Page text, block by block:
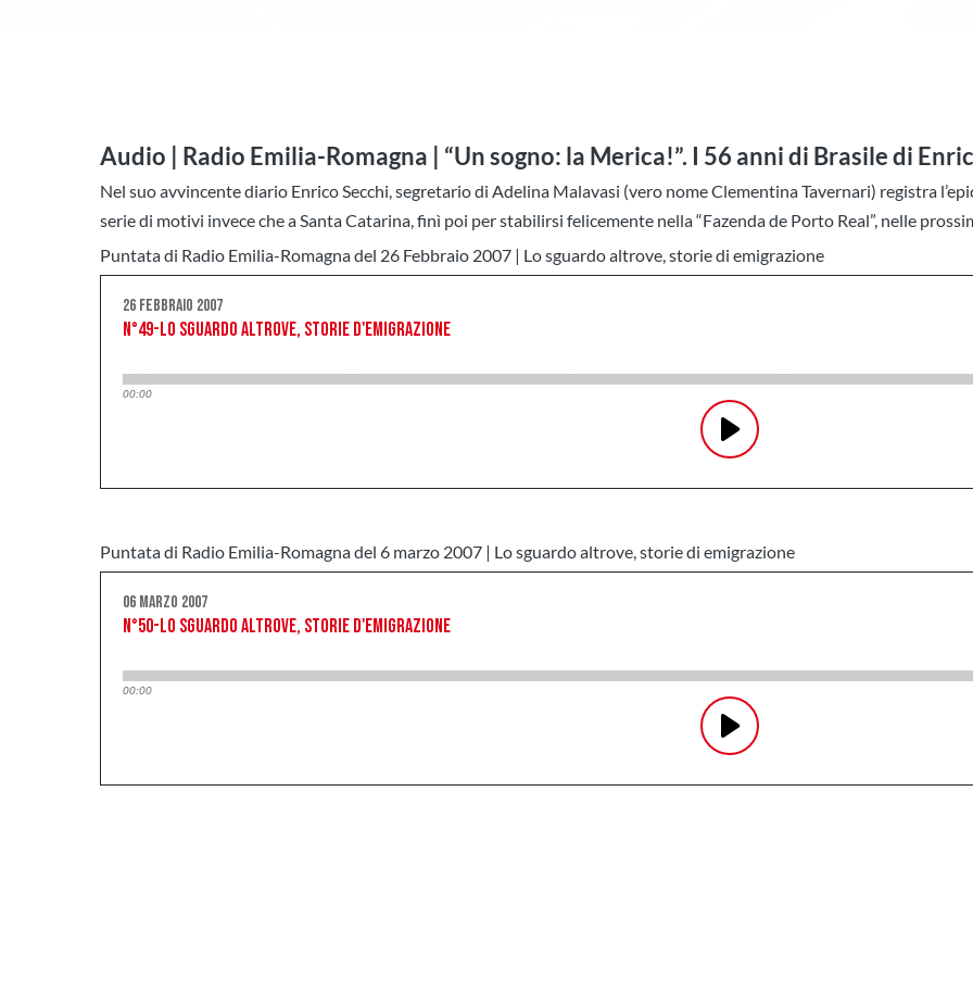
Audio | Radio Emilia-Romagna | “Un sogno: la Merica!”. I 56 anni di Brasile di
Nel suo avvincente diario Enrico Secchi, segretario di Adelina Malavasi (vero nome Clementina Tavernari) registra
serie di motivi invece che a Santa Catarina, finì poi per stabilirsi felicemente nella “Fazenda de Porto Real”, nelle
Puntata di Radio Emilia-Romagna del 26 Febbraio 2007 | Lo sguardo altrove, storie di emigrazione
Puntata di Radio Emilia-Romagna del 6 marzo 2007 | Lo sguardo altrove, storie di emigrazione